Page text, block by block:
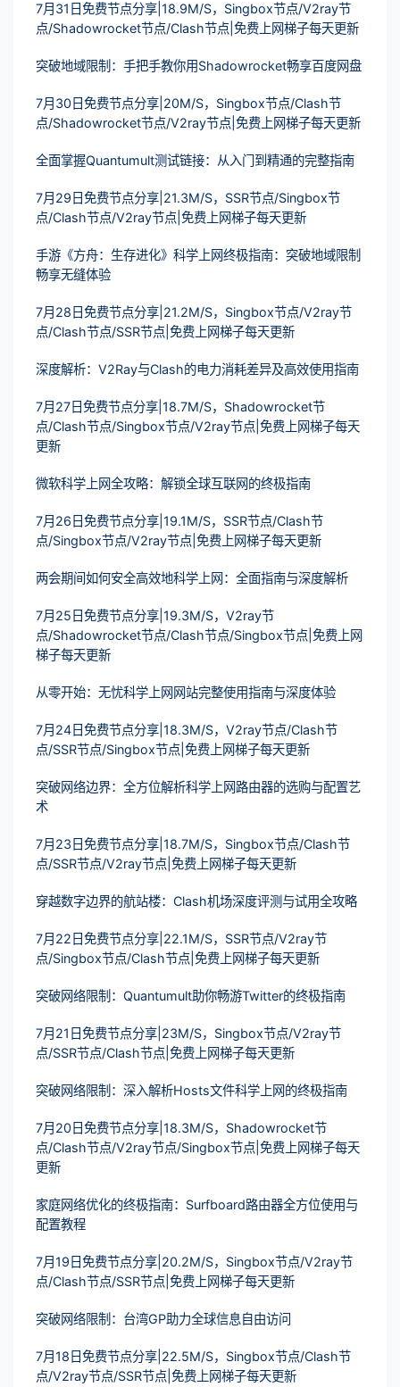
7月31日免费节点分享|18.9M/S，Singbox节点/V2ray节
点/Shadowrocket节点/Clash节点|免费上网梯子每天更新
突破地域限制：手把手教你用Shadowrocket畅享百度网盘
7月30日免费节点分享|20M/S，Singbox节点/Clash节
点/Shadowrocket节点/V2ray节点|免费上网梯子每天更新
全面掌握Quantumult测试链接：从入门到精通的完整指南
7月29日免费节点分享|21.3M/S，SSR节点/Singbox节
点/Clash节点/V2ray节点|免费上网梯子每天更新
手游《方舟：生存进化》科学上网终极指南：突破地域限制
畅享无缝体验
7月28日免费节点分享|21.2M/S，Singbox节点/V2ray节
点/Clash节点/SSR节点|免费上网梯子每天更新
深度解析：V2Ray与Clash的电力消耗差异及高效使用指南
7月27日免费节点分享|18.7M/S，Shadowrocket节
点/Clash节点/Singbox节点/V2ray节点|免费上网梯子每天
更新
微软科学上网全攻略：解锁全球互联网的终极指南
7月26日免费节点分享|19.1M/S，SSR节点/Clash节
点/Singbox节点/V2ray节点|免费上网梯子每天更新
两会期间如何安全高效地科学上网：全面指南与深度解析
7月25日免费节点分享|19.3M/S，V2ray节
点/Shadowrocket节点/Clash节点/Singbox节点|免费上网
梯子每天更新
从零开始：无忧科学上网网站完整使用指南与深度体验
7月24日免费节点分享|18.3M/S，V2ray节点/Clash节
点/SSR节点/Singbox节点|免费上网梯子每天更新
突破网络边界：全方位解析科学上网路由器的选购与配置艺
术
7月23日免费节点分享|18.7M/S，Singbox节点/Clash节
点/SSR节点/V2ray节点|免费上网梯子每天更新
穿越数字边界的航站楼：Clash机场深度评测与试用全攻略
7月22日免费节点分享|22.1M/S，SSR节点/V2ray节
点/Singbox节点/Clash节点|免费上网梯子每天更新
突破网络限制：Quantumult助你畅游Twitter的终极指南
7月21日免费节点分享|23M/S，Singbox节点/V2ray节
点/SSR节点/Clash节点|免费上网梯子每天更新
突破网络限制：深入解析Hosts文件科学上网的终极指南
7月20日免费节点分享|18.3M/S，Shadowrocket节
点/Clash节点/V2ray节点/Singbox节点|免费上网梯子每天
更新
家庭网络优化的终极指南：Surfboard路由器全方位使用与
配置教程
7月19日免费节点分享|20.2M/S，Singbox节点/V2ray节
点/Clash节点/SSR节点|免费上网梯子每天更新
突破网络限制：台湾GP助力全球信息自由访问
7月18日免费节点分享|22.5M/S，Singbox节点/Clash节
点/V2ray节点/SSR节点|免费上网梯子每天更新